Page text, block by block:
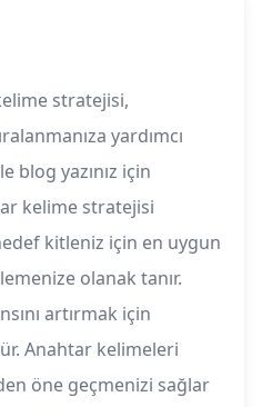
stratejisi,
yardımcı
blog yazınız için
kelime stratejisi
kitleniz için en uygun
olanak tanır.
artırmak için
Anahtar kelimeleri
öne geçmenizi sağlar